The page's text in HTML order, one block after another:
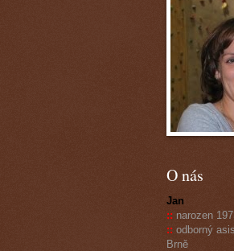
O nás
Jan
:: narozen
:: odborný
Brně